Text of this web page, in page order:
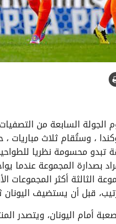
، وستُقام ثلاث مباريات
محسومة نظريا
بصدارة المجموعة عندما
الثالثة أكثر المجموعات
قبل أن يستضيف اليونان
أمام اليونان، ويتصدر